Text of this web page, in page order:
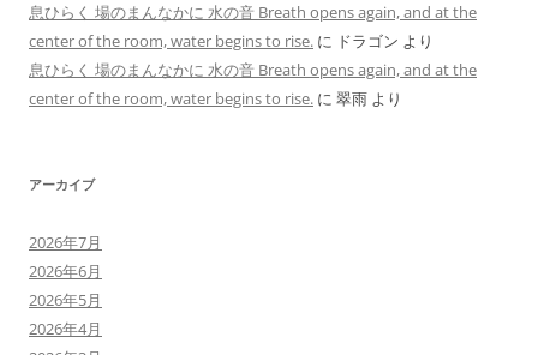
息ひらく 場のまんなかに 水の音 Breath opens again, and at the
center of the room, water begins to rise. に ドラゴン より
息ひらく 場のまんなかに 水の音 Breath opens again, and at the
center of the room, water begins to rise. に 翠雨 より
アーカイブ
2026年7月
2026年6月
2026年5月
2026年4月